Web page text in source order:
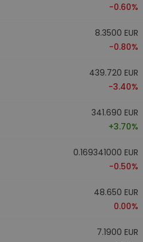
-0.60%
8.3500 EUR
-0.80%
439.720 EUR
-3.40%
341.690 EUR
+3.70%
0.169341000 EUR
-0.50%
48.650 EUR
0.00%
7.1900 EUR